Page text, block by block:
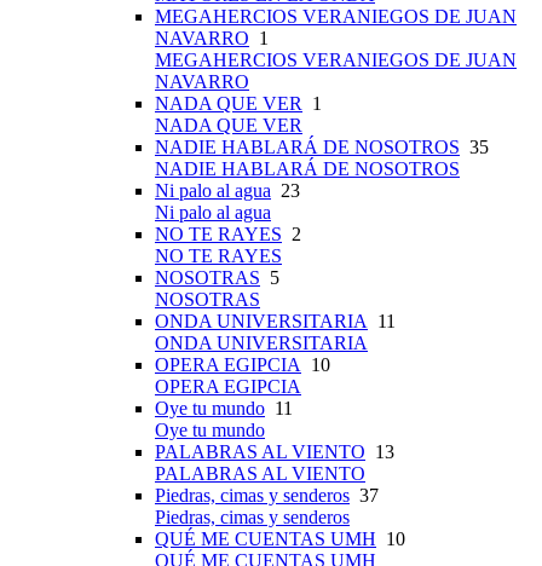
MEGAHERCIOS VERANIEGOS DE JUAN
NAVARRO 1
MEGAHERCIOS VERANIEGOS DE JUAN
NAVARRO
NADA QUE VER
1
NADA QUE VER
NADIE HABLARÁ DE NOSOTROS 35
NADIE HABLARÁ DE NOSOTROS
Ni palo al agua 23
Ni palo al agua
NO TE RAYES 2
NO TE RAYES
NOSOTRAS 5
NOSOTRAS
ONDA UNIVERSITARIA
11
ONDA UNIVERSITARIA
OPERA EGIPCIA
10
OPERA EGIPCIA
Oye tu mundo 11
Oye tu mundo
PALABRAS AL VIENTO 13
PALABRAS AL VIENTO
Piedras, cimas y senderos 37
Piedras, cimas y senderos
QUÉ ME CUENTAS UMH 10
QUÉ ME CUENTAS UMH